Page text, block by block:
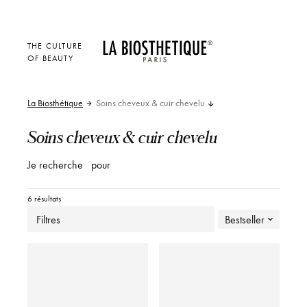
THE CULTURE
OF BEAUTY
La Biosthétique Soins cheveux & cuir chevelu
Soins cheveux & cuir chevelu
Je recherche pour
6 résultats
Filtres Bestseller